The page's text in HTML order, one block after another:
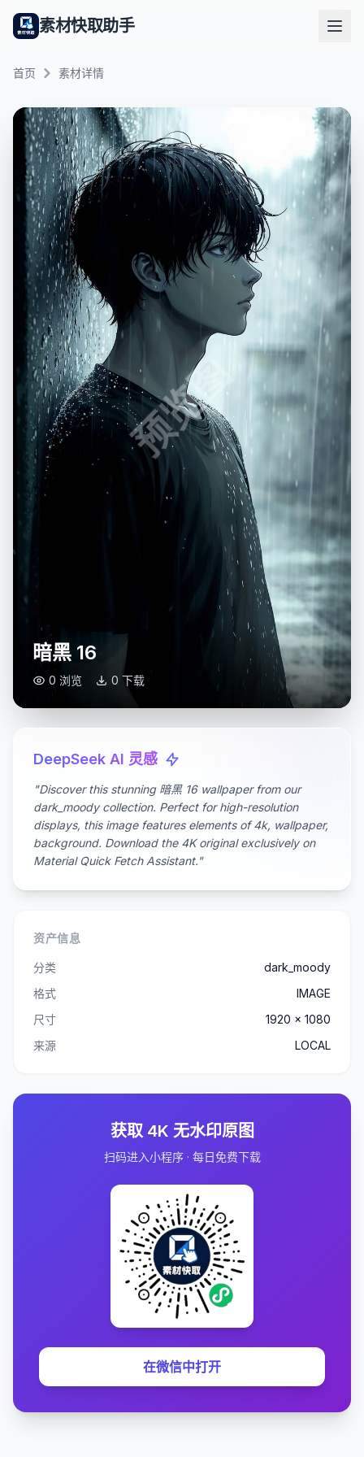
素材快取助手
首页 素材详情
预览图
暗黑 16
0 浏览 0 下载
DeepSeek AI 灵感
"Discover this stunning 暗黑 16 wallpaper from our
dark_moody collection. Perfect for high-resolution
displays, this image features elements of 4k, wallpaper,
background. Download the 4K original exclusively on
Material Quick Fetch Assistant."
资产信息
分类
dark_moody
格式
IMAGE
尺寸
1920 x 1080
来源
LOCAL
获取 4K 无水印原图
扫码进入小程序 · 每日免费下载
在微信中打开